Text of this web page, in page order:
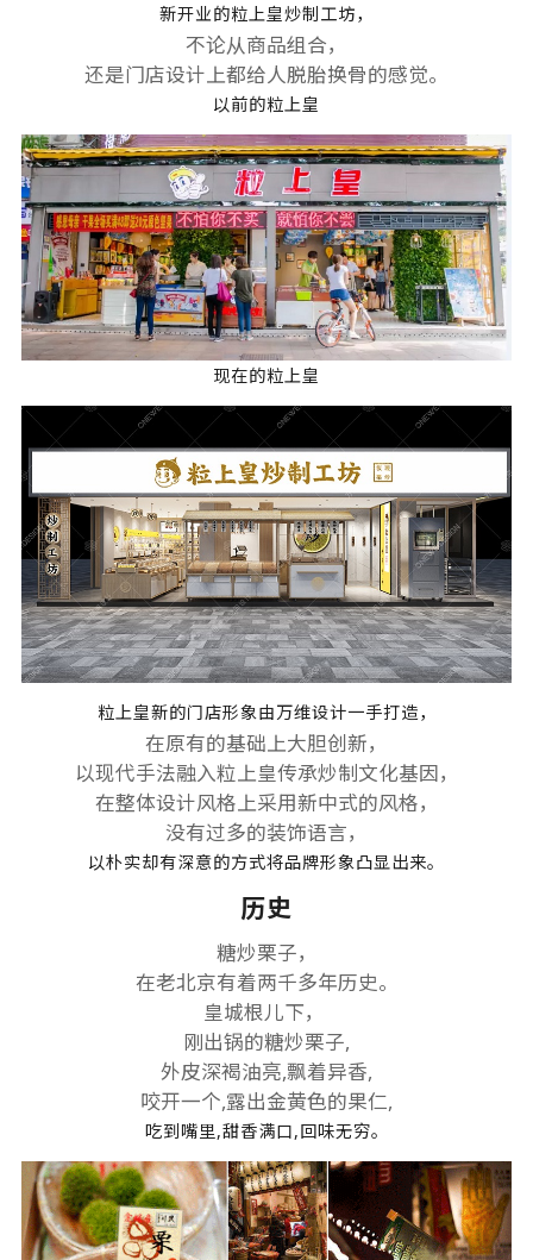
新开业的粒上皇炒制工坊，
不论从商品组合，
还是门店设计上都给人脱胎换骨的感觉。
以前的粒上皇
现在的粒上皇
粒上皇新的门店形象由万维设计一手打造，
在原有的基础上大胆创新，
以现代手法融入粒上皇传承炒制文化基因，
在整体设计风格上采用新中式的风格，
没有过多的装饰语言，
以朴实却有深意的方式将品牌形象凸显出来。
历史
糖炒栗子，
在老北京有着两千多年历史。
皇城根儿下，
刚出锅的糖炒栗子,
外皮深褐油亮,飘着异香,
咬开一个,露出金黄色的果仁,
吃到嘴里,甜香满口,回味无穷。